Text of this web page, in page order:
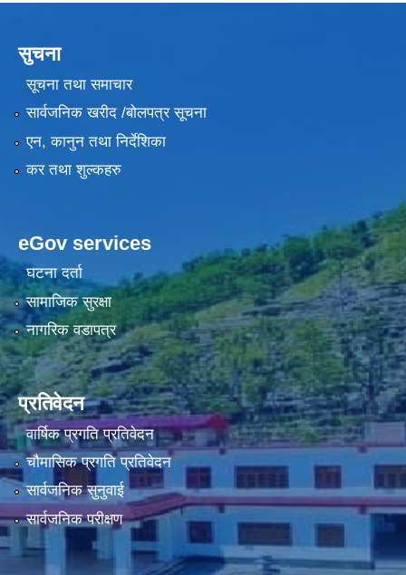
सुचना
सूचना तथा समाचार
सार्वजनिक खरीद /बोलपत्र सूचना
एन, कानुन तथा निर्देशिका
कर तथा शुल्कहरु
eGov services
घटना दर्ता
सामाजिक सुरक्षा
नागरिक वडापत्र
प्रतिवेदन
वार्षिक प्रगति प्रतिवेदन
चौमासिक प्रगति प्रतिवेदन
सार्वजनिक सुनुवाई
सार्वजनिक परीक्षण